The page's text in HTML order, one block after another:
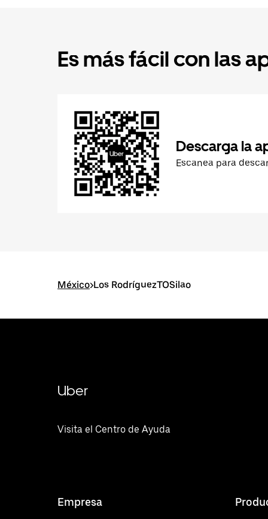
Es más fácil con las
Descarga la
Escanea para
México>Los RodríguezTOSilao
Uber
Visita el Centro de Ayuda
Empresa